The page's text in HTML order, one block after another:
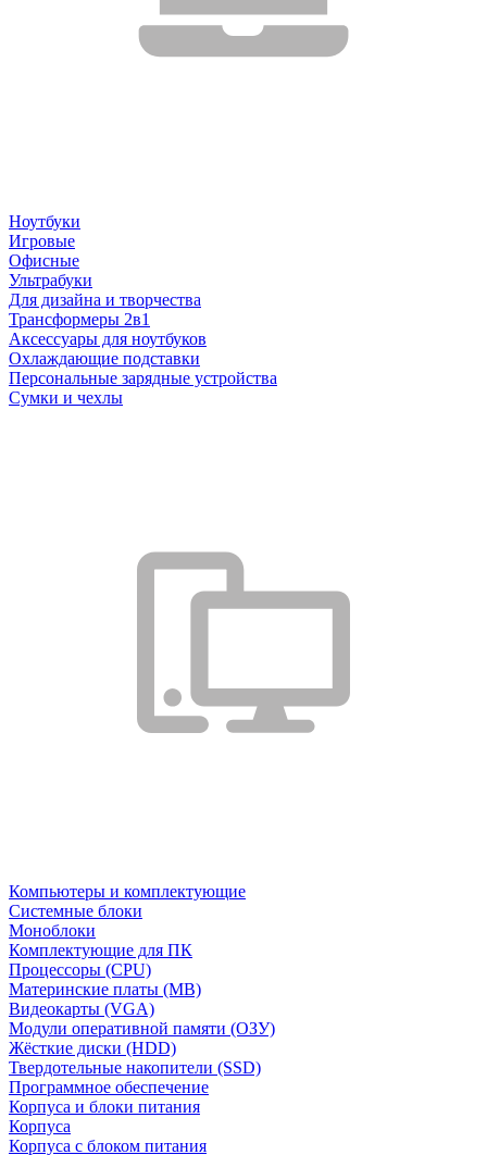
Ноутбуки
Игровые
Офисные
Ультрабуки
Для дизайна и творчества
Трансформеры 2в1
Аксессуары для ноутбуков
Охлаждающие подставки
Персональные зарядные устройства
Сумки и чехлы
Компьютеры и комплектующие
Системные блоки
Моноблоки
Комплектующие для ПК
Процессоры (CPU)
Материнские платы (MB)
Видеокарты (VGA)
Модули оперативной памяти (ОЗУ)
Жёсткие диски (HDD)
Твердотельные накопители (SSD)
Программное обеспечение
Корпуса и блоки питания
Корпуса
Корпуса с блоком питания